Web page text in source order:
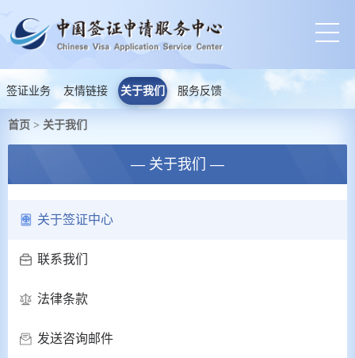
签证业务 友情链接 关于我们 服务反馈
首页 > 关于我们
— 关于我们 —
关于签证中心
联系我们
法律条款
发送咨询邮件